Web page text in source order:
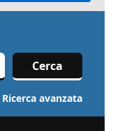
Cerca
Ricerca avanzata